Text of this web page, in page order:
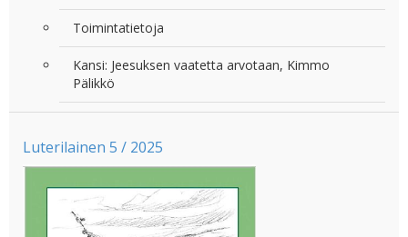
Toimintatietoja
Kansi: Jeesuksen vaatetta arvotaan, Kimmo
Pälikkö
Luterilainen 5 / 2025